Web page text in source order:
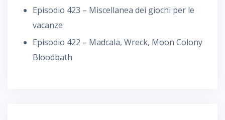
Episodio 423 – Miscellanea dei giochi per le
vacanze
Episodio 422 – Madcala, Wreck, Moon Colony
Bloodbath